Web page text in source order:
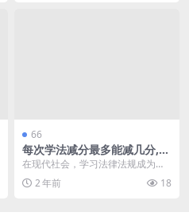
66
每次学法减分最多能减几分,学
法减分题库不足(学法减分每次
考试减多少分)
在现代社会，学习法律法规成为每
位公民的责任与义务。对于那些希
望通过学法减分来提升...
2 年前 18